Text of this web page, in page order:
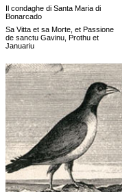
Il condaghe di Santa Maria di
Bonarcado
Sa Vitta et sa Morte, et Passione
de sanctu Gavinu, Prothu et
Januariu